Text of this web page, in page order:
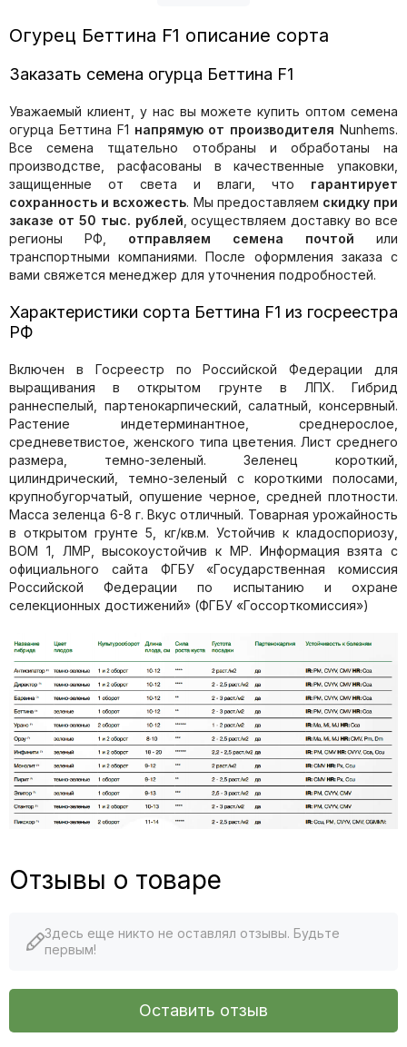
Огурец Беттина F1 описание сорта
Заказать семена огурца Беттина F1
Уважаемый клиент, у нас вы можете купить оптом семена
огурца Беттина F1 напрямую от производителя Nunhems.
Все семена тщательно отобраны и обработаны на
производстве, расфасованы в качественные упаковки,
защищенные от света и влаги, что гарантирует
сохранность и всхожесть. Мы предоставляем скидку при
заказе от 50 тыс. рублей , осуществляем доставку во все
регионы РФ, отправляем семена почтой или
транспортными компаниями. После оформления заказа с
вами свяжется менеджер для уточнения подробностей.
Характеристики сорта Беттина F1 из госреестра
РФ
Включен в Госреестр по Российской Федерации для
выращивания в открытом грунте в ЛПХ. Гибрид
раннеспелый, партенокарпический, салатный, консервный.
Растение индетерминантное, среднерослое,
средневетвистое, женского типа цветения. Лист среднего
размера, темно-зеленый. Зеленец короткий,
цилиндрический, темно-зеленый с короткими полосами,
крупнобугорчатый, опушение черное, средней плотности.
Масса зеленца 6-8 г. Вкус отличный. Товарная урожайность
в открытом грунте 5, кг/кв.м. Устойчив к кладоспориозу,
ВОМ 1, ЛМР, высокоустойчив к МР. Информация взята с
официального сайта ФГБУ «Государственная комиссия
Российской Федерации по иcпытанию и охране
селекционных достижений» (ФГБУ «Госсорткомиссия»)
Отзывы о товаре
Здесь еще никто не оставлял отзывы. Будьте
первым!
Оставить отзыв